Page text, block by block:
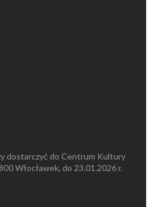
dostarczyć do Centrum Kultury
Włocławek, do 23.01.2026 r.